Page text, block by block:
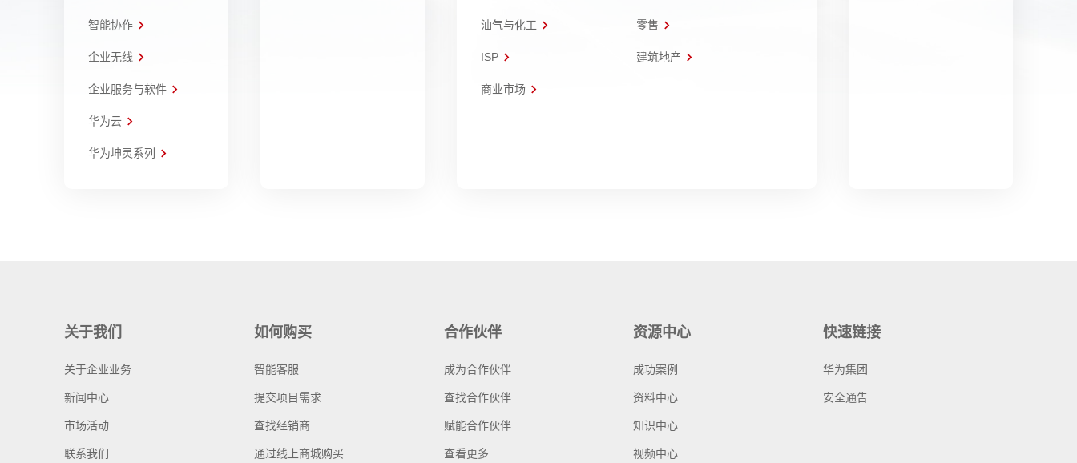
智能协作
企业无线
企业服务与软件
华为云
华为坤灵系列
油气与化工 零售
ISP 建筑地产
商业市场
关于我们
关于企业业务
新闻中心
市场活动
联系我们
如何购买
智能客服
提交项目需求
查找经销商
通过线上商城购买
合作伙伴
成为合作伙伴
查找合作伙伴
赋能合作伙伴
查看更多
资源中心
成功案例
资料中心
知识中心
视频中心
快速链接
华为集团
安全通告